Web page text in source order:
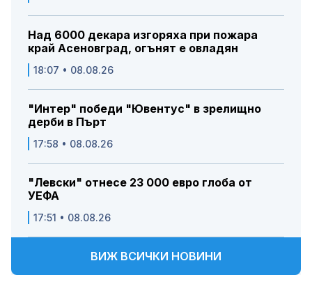
Над 6000 декара изгоряха при пожара
край Асеновград, огънят е овладян
18:07 • 08.08.26
"Интер" победи "Ювентус" в зрелищно
дерби в Пърт
17:58 • 08.08.26
"Левски" отнесе 23 000 евро глоба от
УЕФА
17:51 • 08.08.26
ВИЖ ВСИЧКИ НОВИНИ